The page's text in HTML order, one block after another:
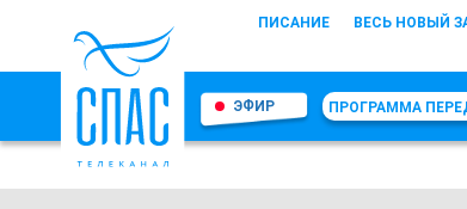
ПИСАНИЕ ВЕСЬ НОВЫЙ
ЭФИР ПРОГРАММА